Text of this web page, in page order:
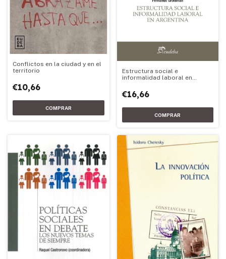
Conflictos en la ciudad y en el
territorio
€10,66
Estructura social e
informalidad laboral en
€16,66